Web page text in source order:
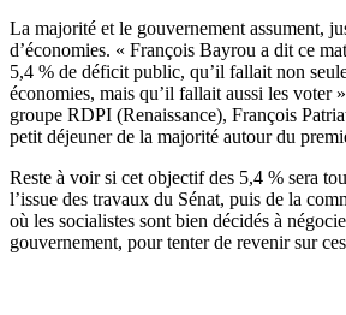
La majorité et le gouvernement assument,
d’économies. « François Bayrou a dit ce
5,4 % de déficit public, qu’il fallait non
économies, mais qu’il fallait aussi les voter
groupe RDPI (Renaissance), François
petit déjeuner de la majorité autour du
Reste à voir si cet objectif des 5,4 % sera
l’issue des travaux du Sénat, puis de la
où les socialistes sont bien décidés à
gouvernement, pour tenter de revenir sur